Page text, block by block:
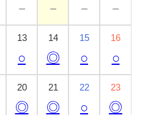
－ － － －
13
○
14
◎
15
○
16
○
20
◎
21
◎
22
○
23
◎